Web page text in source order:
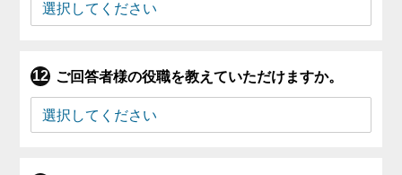
ご回答者様の役職を教えていただけますか。